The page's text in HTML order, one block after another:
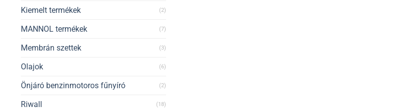
Kiemelt termékek (2)
MANNOL termékek (7)
Membrán szettek (3)
Olajok (6)
Önjáró benzinmotoros fűnyíró (2)
Riwall (18)